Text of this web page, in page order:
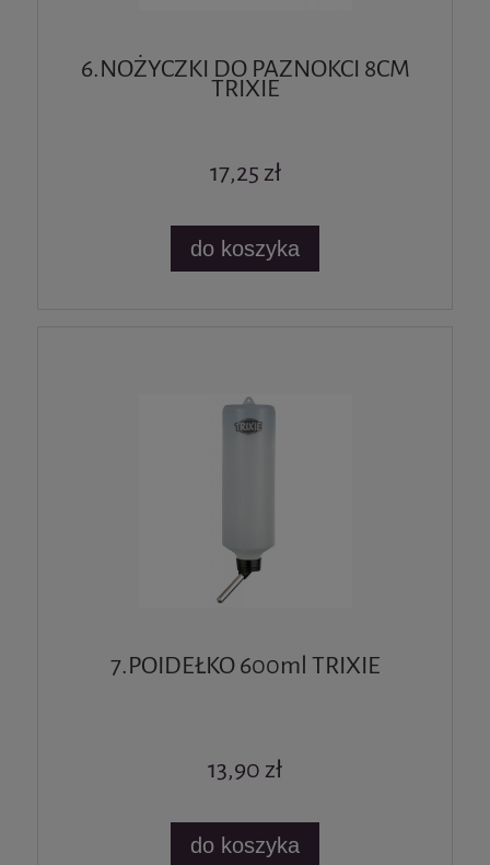
6.NOŻYCZKI DO PAZNOKCI 8CM
TRIXIE
17,25 zł
do koszyka
7.POIDEŁKO 600ml TRIXIE
13,90 zł
do koszyka